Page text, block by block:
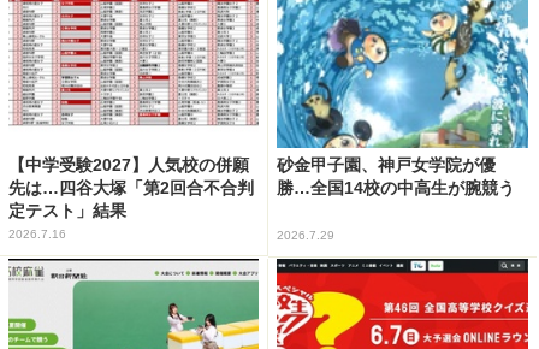
【中学受験2027】人気校の併願
先は…四谷大塚「第2回合不合判
定テスト」結果
2026.7.16
砂金甲子園、神戸女学院が優
勝…全国14校の中高生が腕競う
2026.7.29